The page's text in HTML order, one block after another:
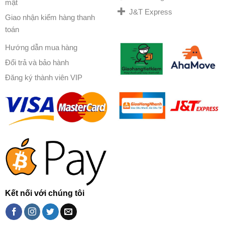
mật
Giao nhận kiểm hàng thanh
toán
Hướng dẫn mua hàng
Đổi trả và bảo hành
Đăng ký thành viên VIP
J&T Express
Kết nối với chúng tôi